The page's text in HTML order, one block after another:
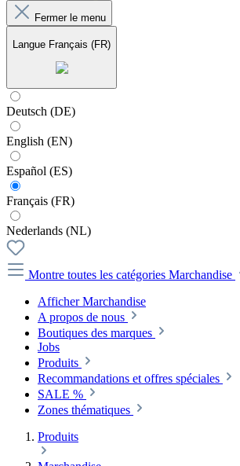
Fermer le menu
Langue Français (FR)
Deutsch (DE)
English (EN)
Español (ES)
Français (FR)
Nederlands (NL)
Montre toutes les catégories Marchandise
Afficher Marchandise
A propos de nous
Boutiques des marques
Jobs
Produits
Recommandations et offres spéciales
SALE %
Zones thématiques
Produits